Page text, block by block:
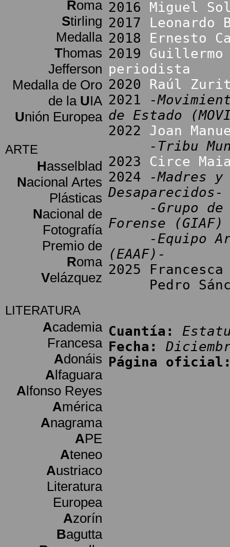
Roma
Stirling
Medalla
Thomas
Jefferson
Medalla de Oro
de la UIA
Unión Europea
ARTE
Hasselblad
Nacional Artes
Plásticas
Nacional de
Fotografía
Premio de
Roma
Velázquez
LITERATURA
Academia
Francesa
Adonáis
Alfaguara
Alfonso Reyes
América
Anagrama
APE
Ateneo
Austriaco
Literatura
Europea
Azorín
Bagutta
2016 Miguel
2017
2018 Ernesto
2019
periodista
2020 Raúl
2021
-
de Estado
2022 Joan
-Tribu
2023 Circe
2024
-Madres
Desaparecidos-
-Grupo
Forense (GIAF)
-Equipo
(EAAF)-
2025
Pedro
Cuantía:
Fecha:
Página